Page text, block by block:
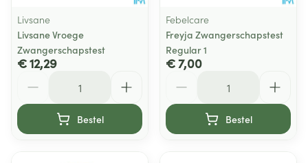
Livsane
Livsane Vroege
Zwangerschapstest
€ 12,29
Bestel
Febelcare
Freyja Zwangerschapstest
Regular 1
€ 7,00
Bestel